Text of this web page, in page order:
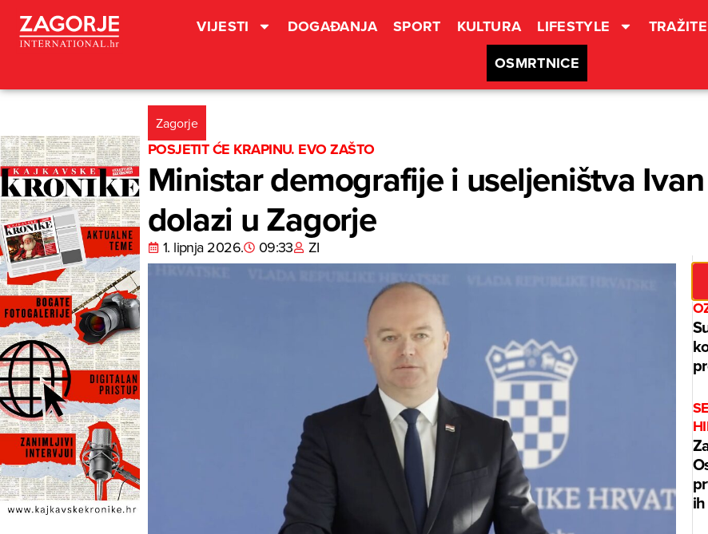
VIJESTI DOGAĐANJA SPORT KULTURA LIFESTYLE
OSMRTNICE
Zagorje
POSJETIT ĆE KRAPINU. EVO ZAŠTO
Ministar demografije i useljeništva
dolazi u Zagorje
1. lipnja 2026. 09:33 ZI